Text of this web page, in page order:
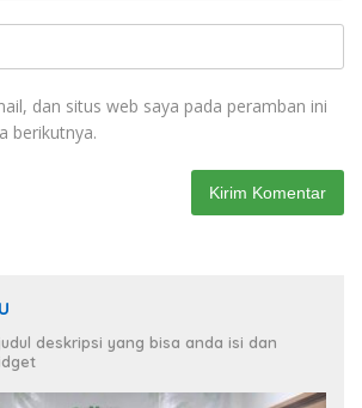
dan situs web saya pada peramban ini
berikutnya.
deskripsi yang bisa anda isi dan